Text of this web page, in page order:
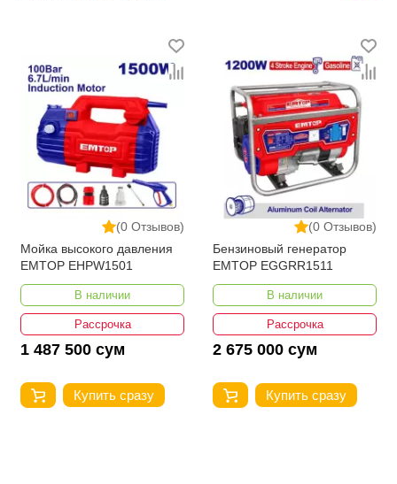
(0 Отзывов)
Мойка высокого давления
EMTOP EHPW1501
В наличии
Рассрочка
1 487 500 сум
Купить сразу
(0 Отзывов)
Бензиновый генератор
EMTOP EGGRR1511
В наличии
Рассрочка
2 675 000 сум
Купить сразу